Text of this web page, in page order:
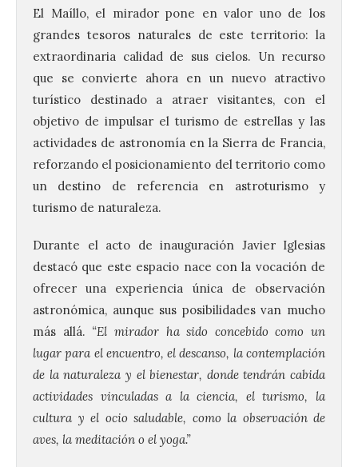
El Maíllo, el mirador pone en valor uno de los
grandes tesoros naturales de este territorio: la
extraordinaria calidad de sus cielos. Un recurso
que se convierte ahora en un nuevo atractivo
turístico destinado a atraer visitantes, con el
objetivo de impulsar el turismo de estrellas y las
actividades de astronomía en la Sierra de Francia,
reforzando el posicionamiento del territorio como
un destino de referencia en astroturismo y
turismo de naturaleza.
Durante el acto de inauguración Javier Iglesias
destacó que este espacio nace con la vocación de
ofrecer una experiencia única de observación
astronómica, aunque sus posibilidades van mucho
más allá. “El mirador ha sido concebido como un
lugar para el encuentro, el descanso, la contemplación
de la naturaleza y el bienestar, donde tendrán cabida
actividades vinculadas a la ciencia, el turismo, la
cultura y el ocio saludable, como la observación de
aves, la meditación o el yoga.”